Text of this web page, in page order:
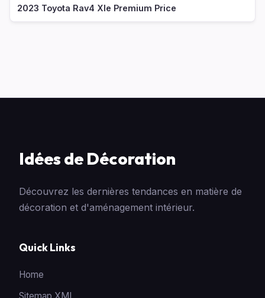
2023 Toyota Rav4 Xle Premium Price
Idées de Décoration
Découvrez les dernières tendances en matière de
décoration et d'aménagement intérieur.
Quick Links
Home